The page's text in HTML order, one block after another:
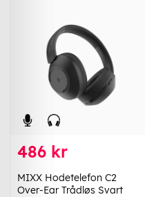
486 kr
MIXX Hodetelefon C2
Over-Ear Trådløs Svart